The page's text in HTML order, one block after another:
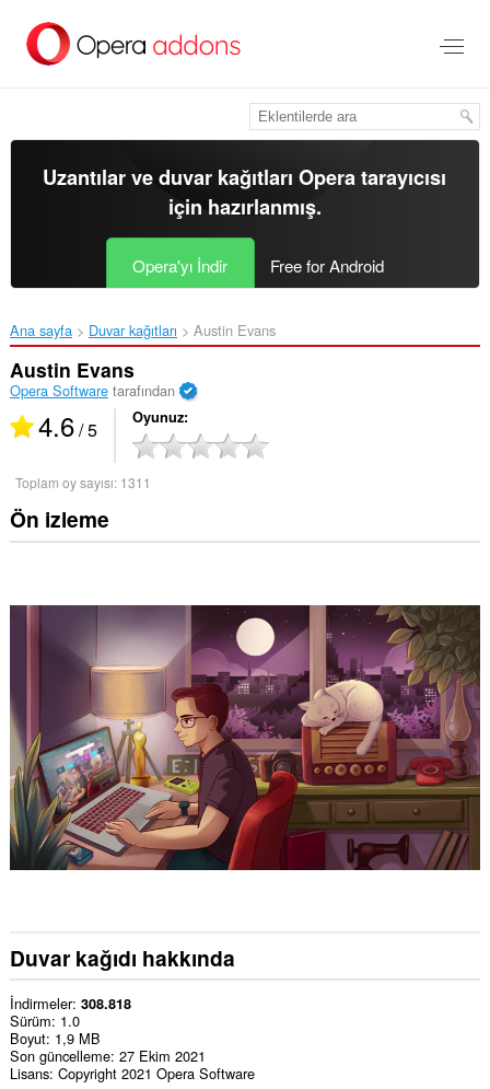
içeriğe
Uzantılar ve duvar kağıtlarıOpera tarayıcısı
için hazırlanmış.
Opera'yı İndir Free for Android
Ana sayfa Duvar kağıtları Austin Evans‎
Austin Evans
Opera Softwaretarafından
4.6/ 5 Oyunuz
Toplam oy sayısı: 1311
Ön izleme
Duvar kağıdı hakkında
İndirmeler 308.818
Sürüm 1.0
Boyut 1,9 MB
Son güncelleme 27 Ekim 2021
Lisans Copyright 2021 Opera Software